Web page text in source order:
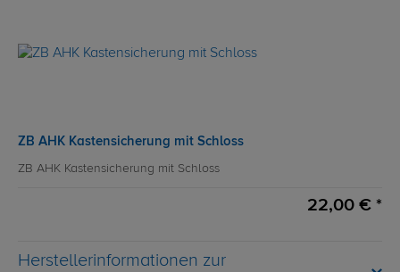
ZB AHK Kastensicherung mit Schloss
ZB AHK Kastensicherung mit Schloss
22,00 € *
Herstellerinformationen zur